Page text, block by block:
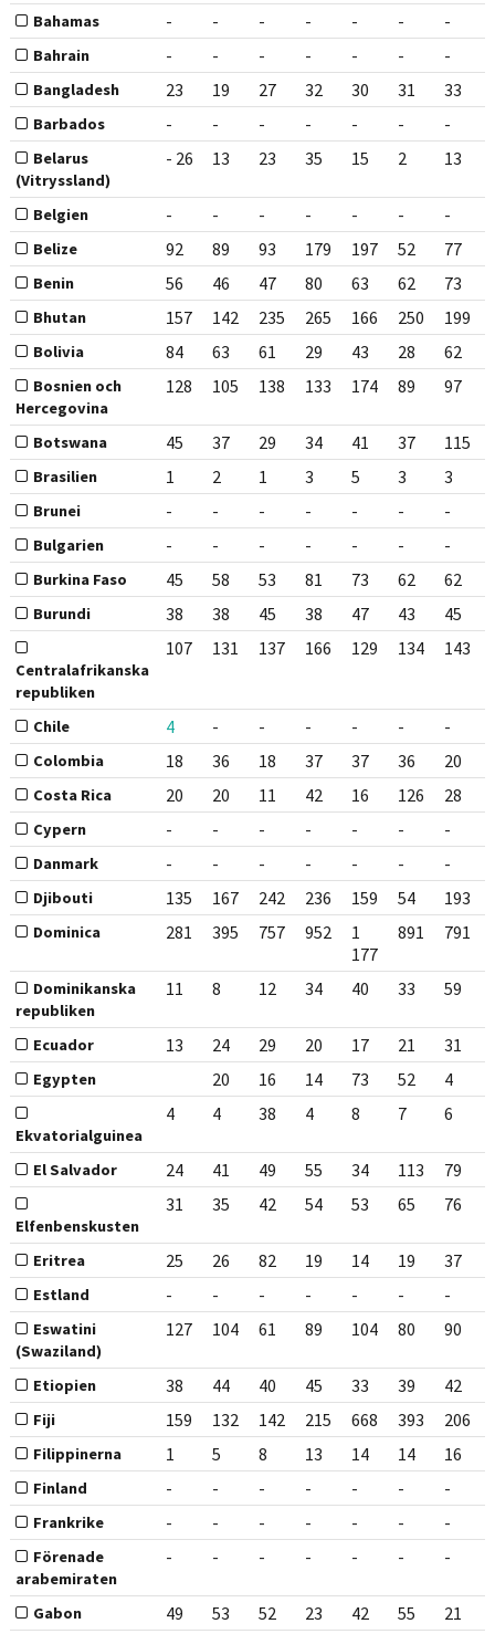
Bahamas - - - - - - -
Bahrain - - - - - - -
Bangladesh 23 19 27 32 30 31 33
Barbados - - - - - - -
Belarus
(Vitryssland)
- 26 13 23 35 15 2 13
Belgien - - - - - - -
Belize 92 89 93 179 197 52 77
Benin 56 46 47 80 63 62 73
Bhutan 157 142 235 265 166 250 199
Bolivia 84 63 61 29 43 28 62
Bosnien och
Hercegovina
128 105 138 133 174 89 97
Botswana 45 37 29 34 41 37 115
Brasilien 1 2 1 3 5 3 3
Brunei - - - - - - -
Bulgarien - - - - - - -
Burkina Faso 45 58 53 81 73 62 62
Burundi 38 38 45 38 47 43 45
Centralafrikanska
republiken
107 131 137 166 129 134 143
Chile 4 - - - - - -
Colombia 18 36 18 37 37 36 20
Costa Rica 20 20 11 42 16 126 28
Cypern - - - - - - -
Danmark - - - - - - -
Djibouti 135 167 242 236 159 54 193
Dominica 281 395 757 952
1
177
891 791
Dominikanska
republiken
11 8 12 34 40 33 59
Ecuador 13 24 29 20 17 21 31
Egypten 20 16 14 73 52 4
Ekvatorialguinea
4 4 38 4 8 7 6
El Salvador 24 41 49 55 34 113 79
Elfenbenskusten
31 35 42 54 53 65 76
Eritrea 25 26 82 19 14 19 37
Estland - - - - - - -
Eswatini
(Swaziland)
127 104 61 89 104 80 90
Etiopien 38 44 40 45 33 39 42
Fiji 159 132 142 215 668 393 206
Filippinerna 1 5 8 13 14 14 16
Finland - - - - - - -
Frankrike - - - - - - -
Förenade
arabemiraten
- - - - - - -
Gabon 49 53 52 23 42 55 21